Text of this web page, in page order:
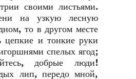
своими листьями.
на узкую лесную
то в другом месте
цепкие и тонкие руки
спелых ягод;
добрые люди!
лип, передо мной,